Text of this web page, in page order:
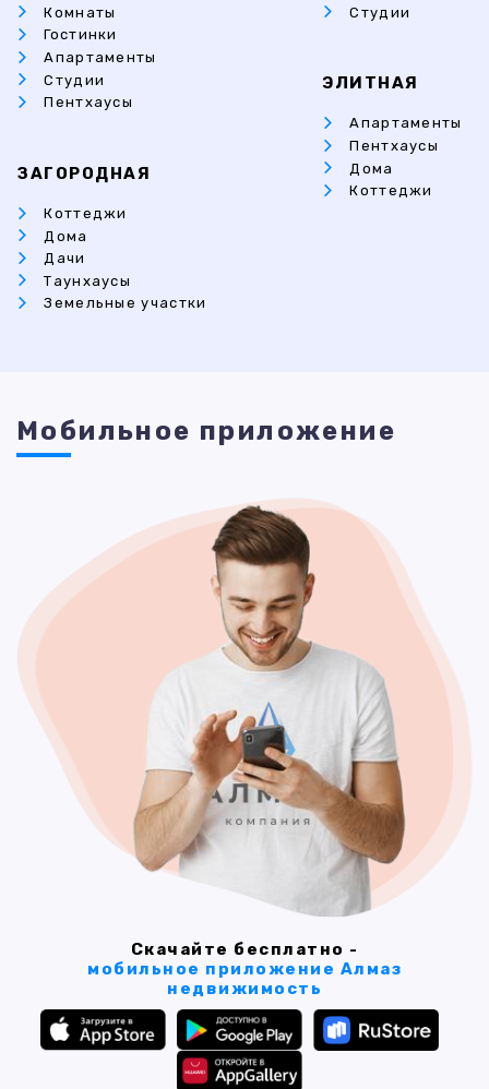
Комнаты
Гостинки
Апартаменты
Студии
Пентхаусы
ЗАГОРОДНАЯ
Коттеджи
Дома
Дачи
Таунхаусы
Земельные участки
Студии
ЭЛИТНАЯ
Апартаменты
Пентхаусы
Дома
Коттеджи
Мобильное приложение
Скачайте бесплатно -
мобильное приложение Алмаз
недвижимость